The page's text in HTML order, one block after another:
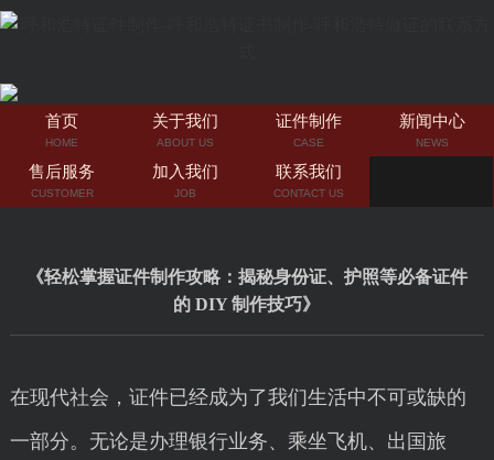
首页
HOME
关于我们
ABOUT US
证件制作
CASE
新闻中心
NEWS
售后服务
CUSTOMER
加入我们
JOB
联系我们
CONTACT US
《轻松掌握证件制作攻略：揭秘身份证、护照等必备证件
的 DIY 制作技巧》
在现代社会，证件已经成为了我们生活中不可或缺的
一部分。无论是办理银行业务、乘坐飞机、出国旅